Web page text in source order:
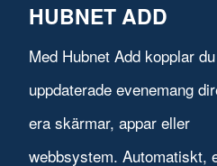
HUBNET ADD
Med Hubnet Add kopplar
uppdaterade evenemang
era skärmar, appar eller
webbsystem. Automatiskt,